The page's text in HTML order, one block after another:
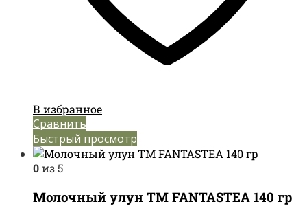
В избранное
Сравнить
Быстрый просмотр
0из 5
Молочный улун TM FANTASTEA 140 гр